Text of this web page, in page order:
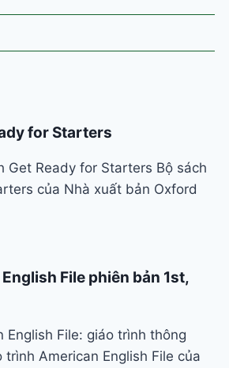
for Starters
Get Ready for Starters Bộ sách
của Nhà xuất bản Oxford
File phiên bản 1st,
English File: giáo trình thông
trình American English File của